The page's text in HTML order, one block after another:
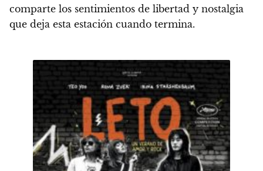
comparte los sentimientos de libertad y nostalgia
que deja esta estación cuando termina.